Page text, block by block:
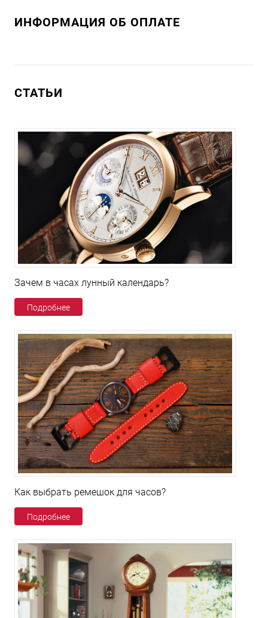
ИНФОРМАЦИЯ ОБ ОПЛАТЕ
СТАТЬИ
Зачем в часах лунный календарь?
Подробнее
Как выбрать ремешок для часов?
Подробнее